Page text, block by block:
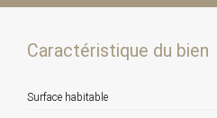
Caractéristique du bien
Surface habitable